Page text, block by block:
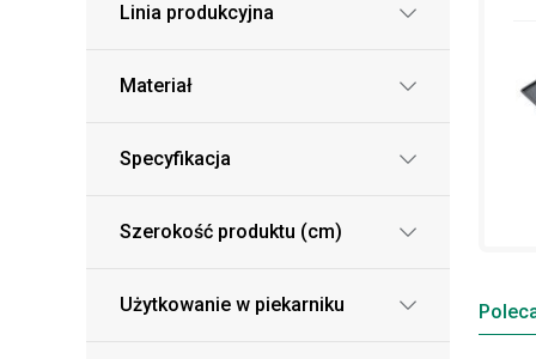
Linia produkcyjna
Materiał
Specyfikacja
Szerokość produktu (cm)
Użytkowanie w piekarniku